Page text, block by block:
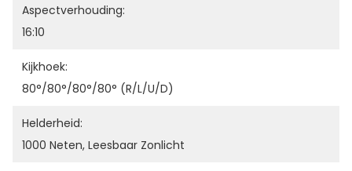
Aspectverhouding:
16:10
Kijkhoek:
80°/80°/80°/80° (R/L/U/D)
Helderheid:
1000 Neten, Leesbaar Zonlicht